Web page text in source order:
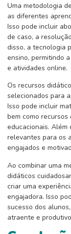
Uma metodologia
as diferentes
Isso pode incluir
de caso, a
disso, a tecnologia
ensino, permitindo
e atividades online.
Os recursos
selecionados para
Isso pode incluir
bem como recursos
educacionais. Além
relevantes para os
engajados e
Ao combinar uma
didáticos
criar uma
engajadora. Isso
sucesso dos
atraente e